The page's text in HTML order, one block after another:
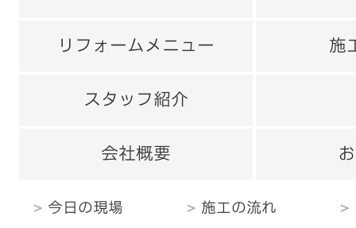
リフォームメニュー 施
スタッフ紹介
会社概要
今日の現場 施工の流れ